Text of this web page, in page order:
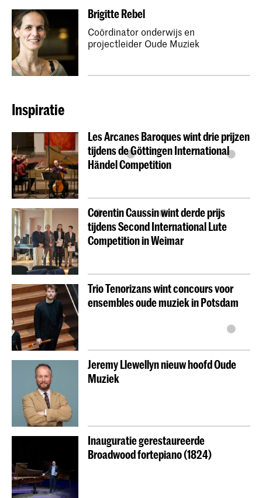
Brigitte Rebel
Coördinator onderwijs en
projectleider Oude Muziek
Inspiratie
Les Arcanes Baroques wint drie prijzen
tijdens de Göttingen International
Händel Competition
Corentin Caussin wint derde prijs
tijdens Second International Lute
Competition in Weimar
Trio Tenorizans wint concours voor
ensembles oude muziek in Potsdam
Jeremy Llewellyn nieuw hoofd Oude
Muziek
Inauguratie gerestaureerde
Broadwood fortepiano (1824)